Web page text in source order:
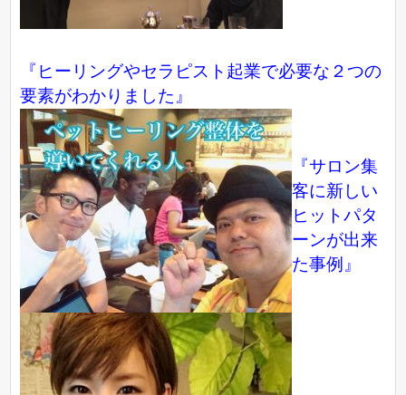
『ヒーリングやセラピスト起業で必要な２つの
要素がわかりました』
『サロン集
客に新しい
ヒットパタ
ーンが出来
た事例』